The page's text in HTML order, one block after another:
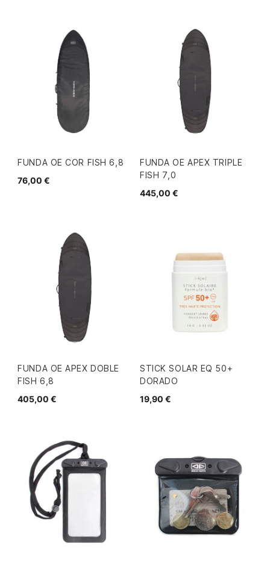
FUNDA OE COR FISH 6,8
76,00 €
FUNDA OE APEX TRIPLE
FISH 7,0
445,00 €
FUNDA OE APEX DOBLE
FISH 6,8
405,00 €
STICK SOLAR EQ 50+
DORADO
19,90 €